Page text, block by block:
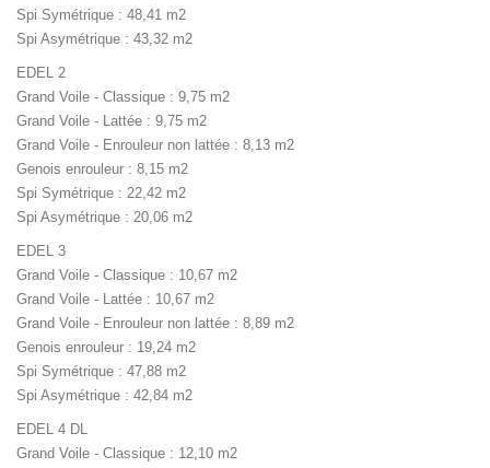
Spi Symétrique : 48,41 m2
Spi Asymétrique : 43,32 m2
EDEL 2
Grand Voile - Classique : 9,75 m2
Grand Voile - Lattée : 9,75 m2
Grand Voile - Enrouleur non lattée : 8,13 m2
Genois enrouleur : 8,15 m2
Spi Symétrique : 22,42 m2
Spi Asymétrique : 20,06 m2
EDEL 3
Grand Voile - Classique : 10,67 m2
Grand Voile - Lattée : 10,67 m2
Grand Voile - Enrouleur non lattée : 8,89 m2
Genois enrouleur : 19,24 m2
Spi Symétrique : 47,88 m2
Spi Asymétrique : 42,84 m2
EDEL 4 DL
Grand Voile - Classique : 12,10 m2